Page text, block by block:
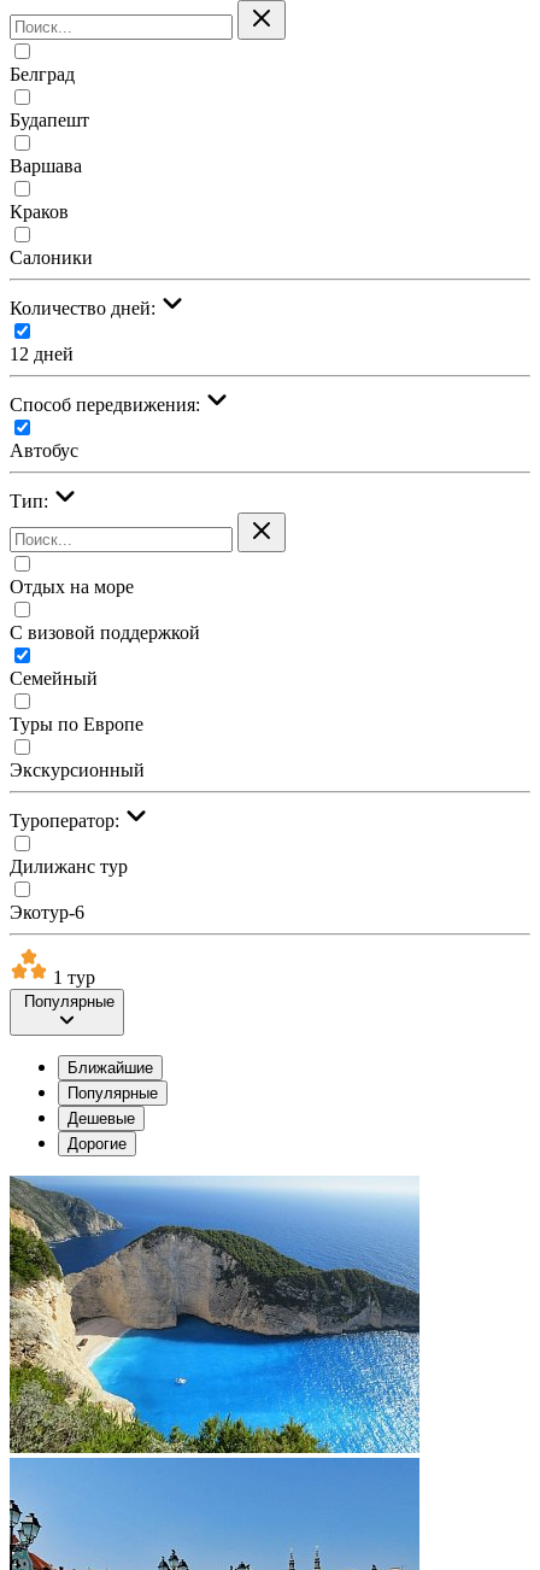
Белград
Будапешт
Варшава
Краков
Салоники
Количество дней:
12 дней
Cпособ передвижения:
Автобус
Тип:
Отдых на море
С визовой поддержкой
Семейный
Туры по Европе
Экскурсионный
Туроператор:
Дилижанс тур
Экотур-6
1 тур
Популярные
Ближайшие
Популярные
Дешевые
Дорогие